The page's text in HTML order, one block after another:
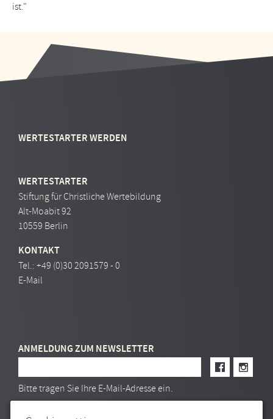
ist."
WERTESTARTER WERDEN
WERTESTARTER
Stiftung für Christliche Wertebildung
Alt-Moabit 92
10559 Berlin
KONTAKT
Tel.: +49 (0)30 2091579 - 0
E-Mail
ANMELDUNG ZUM NEWSLETTER
Bitte tragen Sie Ihre E-Mail-Adresse ein.